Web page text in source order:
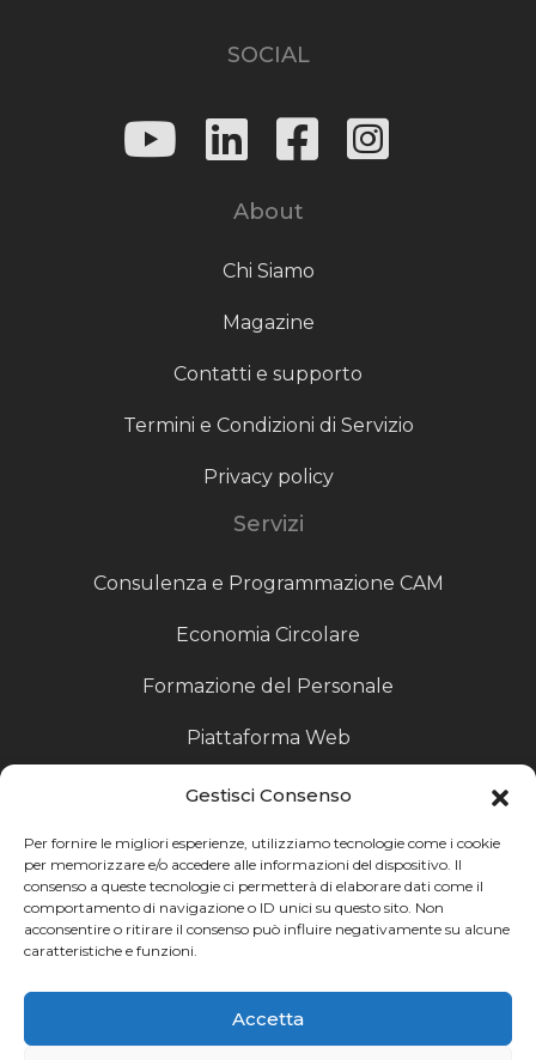
Gestisci Consenso
Per fornire le migliori esperienze, utilizziamo tecnologie come i cookie
per memorizzare e/o accedere alle informazioni del dispositivo. Il
consenso a queste tecnologie ci permetterà di elaborare dati come il
comportamento di navigazione o ID unici su questo sito. Non
acconsentire o ritirare il consenso può influire negativamente su alcune
caratteristiche e funzioni.
Accetta
SOCIAL
About
Chi Siamo
Magazine
Contatti e supporto
Termini e Condizioni di Servizio
Privacy policy
Servizi
Consulenza e Programmazione CAM
Economia Circolare
Formazione del Personale
Piattaforma Web
Scouting fornitori
Produzione Particolari
Raccoglitori di Fine Linea
Ricerca
Ricerca avanzata
Catalogo fornitori